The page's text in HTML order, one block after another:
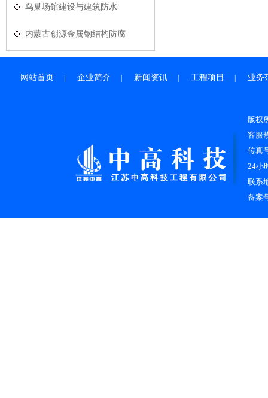
鸟巢场馆建设与建筑防水
内蒙古创源金属钢结构防腐
网站首页 企业简介 新闻资讯 工程项目 业务
版权
客服
传真
24小
联系
备案